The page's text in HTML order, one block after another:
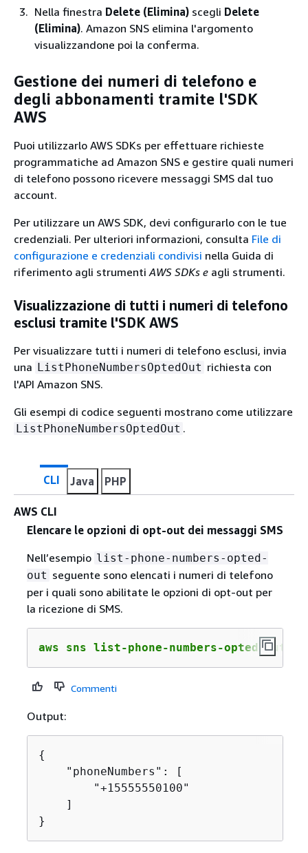
Nella finestra Delete (Elimina) scegli Delete
(Elimina). Amazon SNS elimina l'argomento
visualizzandone poi la conferma.
Gestione dei numeri di telefono e
degli abbonamenti tramite l'SDK
AWS
Puoi utilizzarlo AWS SDKs per effettuare richieste
programmatiche ad Amazon SNS e gestire quali numeri
di telefono possono ricevere messaggi SMS dal tuo
account.
Per utilizzare un AWS SDK, devi configurarlo con le tue
credenziali. Per ulteriori informazioni, consulta File di
configurazione e credenziali condivisi nella Guida di
riferimento agli strumentiAWS SDKs e agli strumenti.
Visualizzazione di tutti i numeri di telefono
esclusi tramite l'SDK AWS
Per visualizzare tutti i numeri di telefono esclusi, invia
una ListPhoneNumbersOptedOut richiesta con
l'API Amazon SNS.
Gli esempi di codice seguenti mostrano come utilizzare
ListPhoneNumbersOptedOut .
CLI Java PHP
AWS CLI
Elencare le opzioni di opt-out dei messaggi SMS
Nell’esempio list-phone-numbers-opted-
out seguente sono elencati i numeri di telefono
per i quali sono abilitate le opzioni di opt-out per
la ricezione di SMS.
aws sns list-phone-numbers-opted-out
Commenti
Output:
{
    "phoneNumbers": [
        "+15555550100"
    ]
}